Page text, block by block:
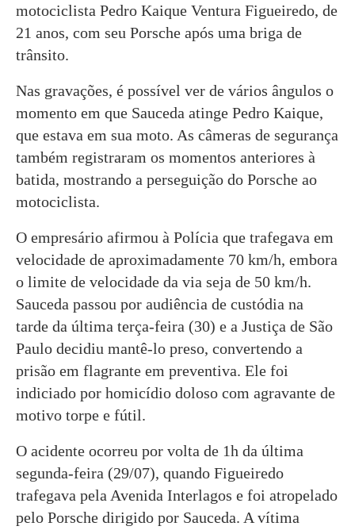
motociclista Pedro Kaique Ventura Figueiredo, de
21 anos, com seu Porsche após uma briga de
trânsito.
Nas gravações, é possível ver de vários ângulos o
momento em que Sauceda atinge Pedro Kaique,
que estava em sua moto. As câmeras de segurança
também registraram os momentos anteriores à
batida, mostrando a perseguição do Porsche ao
motociclista.
O empresário afirmou à Polícia que trafegava em
velocidade de aproximadamente 70 km/h, embora
o limite de velocidade da via seja de 50 km/h.
Sauceda passou por audiência de custódia na
tarde da última terça-feira (30) e a Justiça de São
Paulo decidiu mantê-lo preso, convertendo a
prisão em flagrante em preventiva. Ele foi
indiciado por homicídio doloso com agravante de
motivo torpe e fútil.
O acidente ocorreu por volta de 1h da última
segunda-feira (29/07), quando Figueiredo
trafegava pela Avenida Interlagos e foi atropelado
pelo Porsche dirigido por Sauceda. A vítima